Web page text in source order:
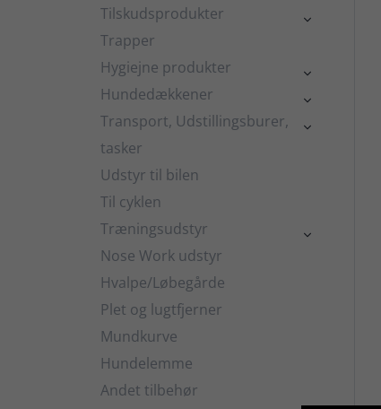
Tilskudsprodukter

Trapper
Hygiejne produkter

Hundedækkener 
Transport, Udstillingsburer,
tasker

Udstyr til bilen
Til cyklen
Træningsudstyr

Nose Work udstyr
Hvalpe/Løbegårde
Plet og lugtfjerner
Mundkurve
Hundelemme
Andet tilbehør